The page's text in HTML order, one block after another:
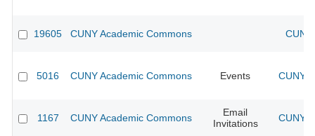
19605 CUNY Academic Commons
5016 CUNY Academic Commons Events CUNY
1167 CUNY Academic Commons
Email
Invitations
CUNY